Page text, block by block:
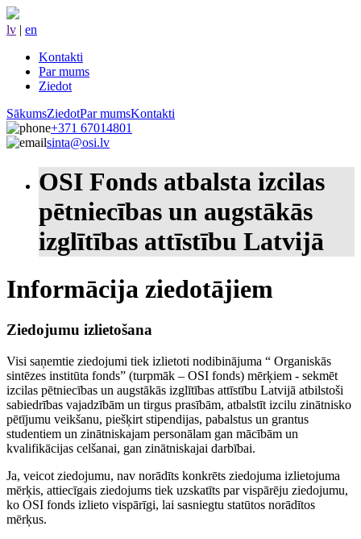
lv | en
Kontakti
Par mums
Ziedot
SākumsZiedotPar mumsKontakti
+371 67014801
sinta@osi.lv
OSI Fonds atbalsta izcilas
pētniecības un augstākās
izglītības attīstību Latvijā
Informācija ziedotājiem
Ziedojumu izlietošana
Visi saņemtie ziedojumi tiek izlietoti nodibinājuma “ Organiskās
sintēzes institūta fonds” (turpmāk – OSI fonds) mērķiem - sekmēt
izcilas pētniecības un augstākās izglītības attīstību Latvijā atbilstoši
sabiedrības vajadzībām un tirgus prasībām, atbalstīt izcilu zinātnisko
pētījumu veikšanu, piešķirt stipendijas, pabalstus un grantus
studentiem un zinātniskajam personālam gan mācībām un
kvalifikācijas celšanai, gan zinātniskajai darbībai.
Ja, veicot ziedojumu, nav norādīts konkrēts ziedojuma izlietojuma
mērķis, attiecīgais ziedojums tiek uzskatīts par vispārēju ziedojumu,
ko OSI fonds izlieto vispārīgi, lai sasniegtu statūtos norādītos
mērķus.